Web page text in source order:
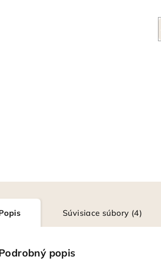
Súvisiace súbory (4)
popis